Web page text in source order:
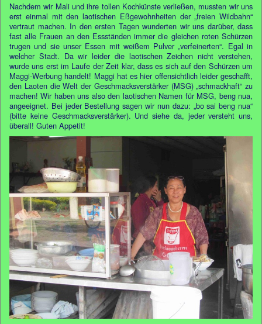
Nachdem wir Mali und ihre tollen Kochkünste verließen, mussten wir uns
erst einmal mit den laotischen Eßgewohnheiten der „freien Wildbahn“
vertraut machen. In den ersten Tagen wunderten wir uns darüber, dass
fast alle Frauen an den Essständen immer die gleichen roten Schürzen
trugen und sie unser Essen mit weißem Pulver „verfeinerten“. Egal in
welcher Stadt. Da wir leider die laotischen Zeichen nicht verstehen,
wurde uns erst im Laufe der Zeit klar, dass es sich auf den Schürzen um
Maggi-Werbung handelt! Maggi hat es hier offensichtlich leider geschafft,
den Laoten die Welt der Geschmacksverstärker (MSG) „schmackhaft“ zu
machen! Wir haben uns also den laotischen Namen für MSG, beng nua,
angeeignet. Bei jeder Bestellung sagen wir nun dazu: „bo sai beng nua“
(bitte keine Geschmacksverstärker). Und siehe da, jeder versteht uns,
überall! Guten Appetit!